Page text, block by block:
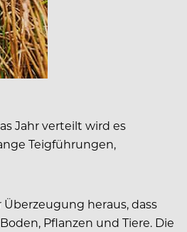
Jahr verteilt wird es
Teigführungen,
heraus, dass
Pflanzen und Tiere. Die